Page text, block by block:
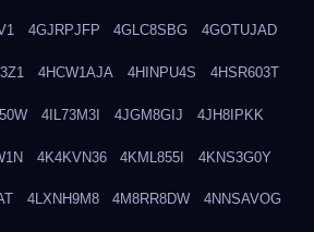
4GJRPJFP 4GLC8SBG 4GOTUJAD
4HCW1AJA 4HINPU4S 4HSR603T
4IL73M3I 4JGM8GIJ 4JH8IPKK
4K4KVN36 4KML855I 4KNS3G0Y
4LXNH9M8 4M8RR8DW 4NNSAVOG